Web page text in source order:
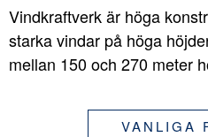
Vindkraftverk är höga
starka vindar på höga
mellan 150 och 270 meter
VANLIGA